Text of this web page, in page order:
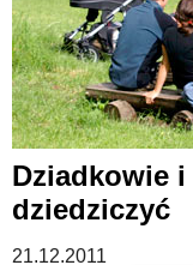
Dziadkowie
dziedziczyć
21.12.2011